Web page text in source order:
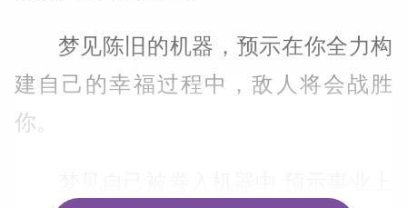
梦见陈旧的机器，预示在你全力构
建自己的幸福过程中，敌人将会战胜
你。